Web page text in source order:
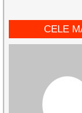
CELE